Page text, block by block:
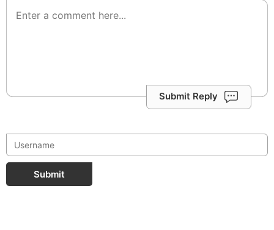
Submit Reply
Submit